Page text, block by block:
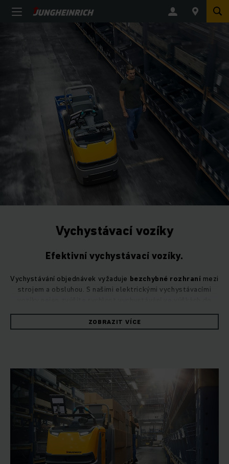
Vychystávací vozíky
Efektivní vychystávací vozíky.
Vychystávání objednávek vyžaduje bezchybné rozhraní mezi
strojem a obsluhou. S našimi elektrickými vychystávacími
zvýšenou bezpečnost a efektivitu provozu – i v těch
nejnáročnějších podmínkách.
a individuální jízdní programy pro nízké i vysoké rychlosti
zvyšujíkvalitu Vaší práce a zajišťují vysoký komfort . Díky
rychlé výměně baterie lze vychystávací vozíky používat
v několika po sobě jdoucích směnách.
ZOBRAZIT VÍCE